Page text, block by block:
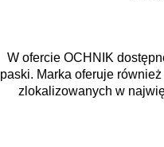
W ofercie OCHNIK
paski. Marka oferuje
zlokalizowanych w